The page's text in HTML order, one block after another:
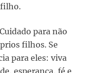
Cuidado para não
filhos. Se
para eles: viva